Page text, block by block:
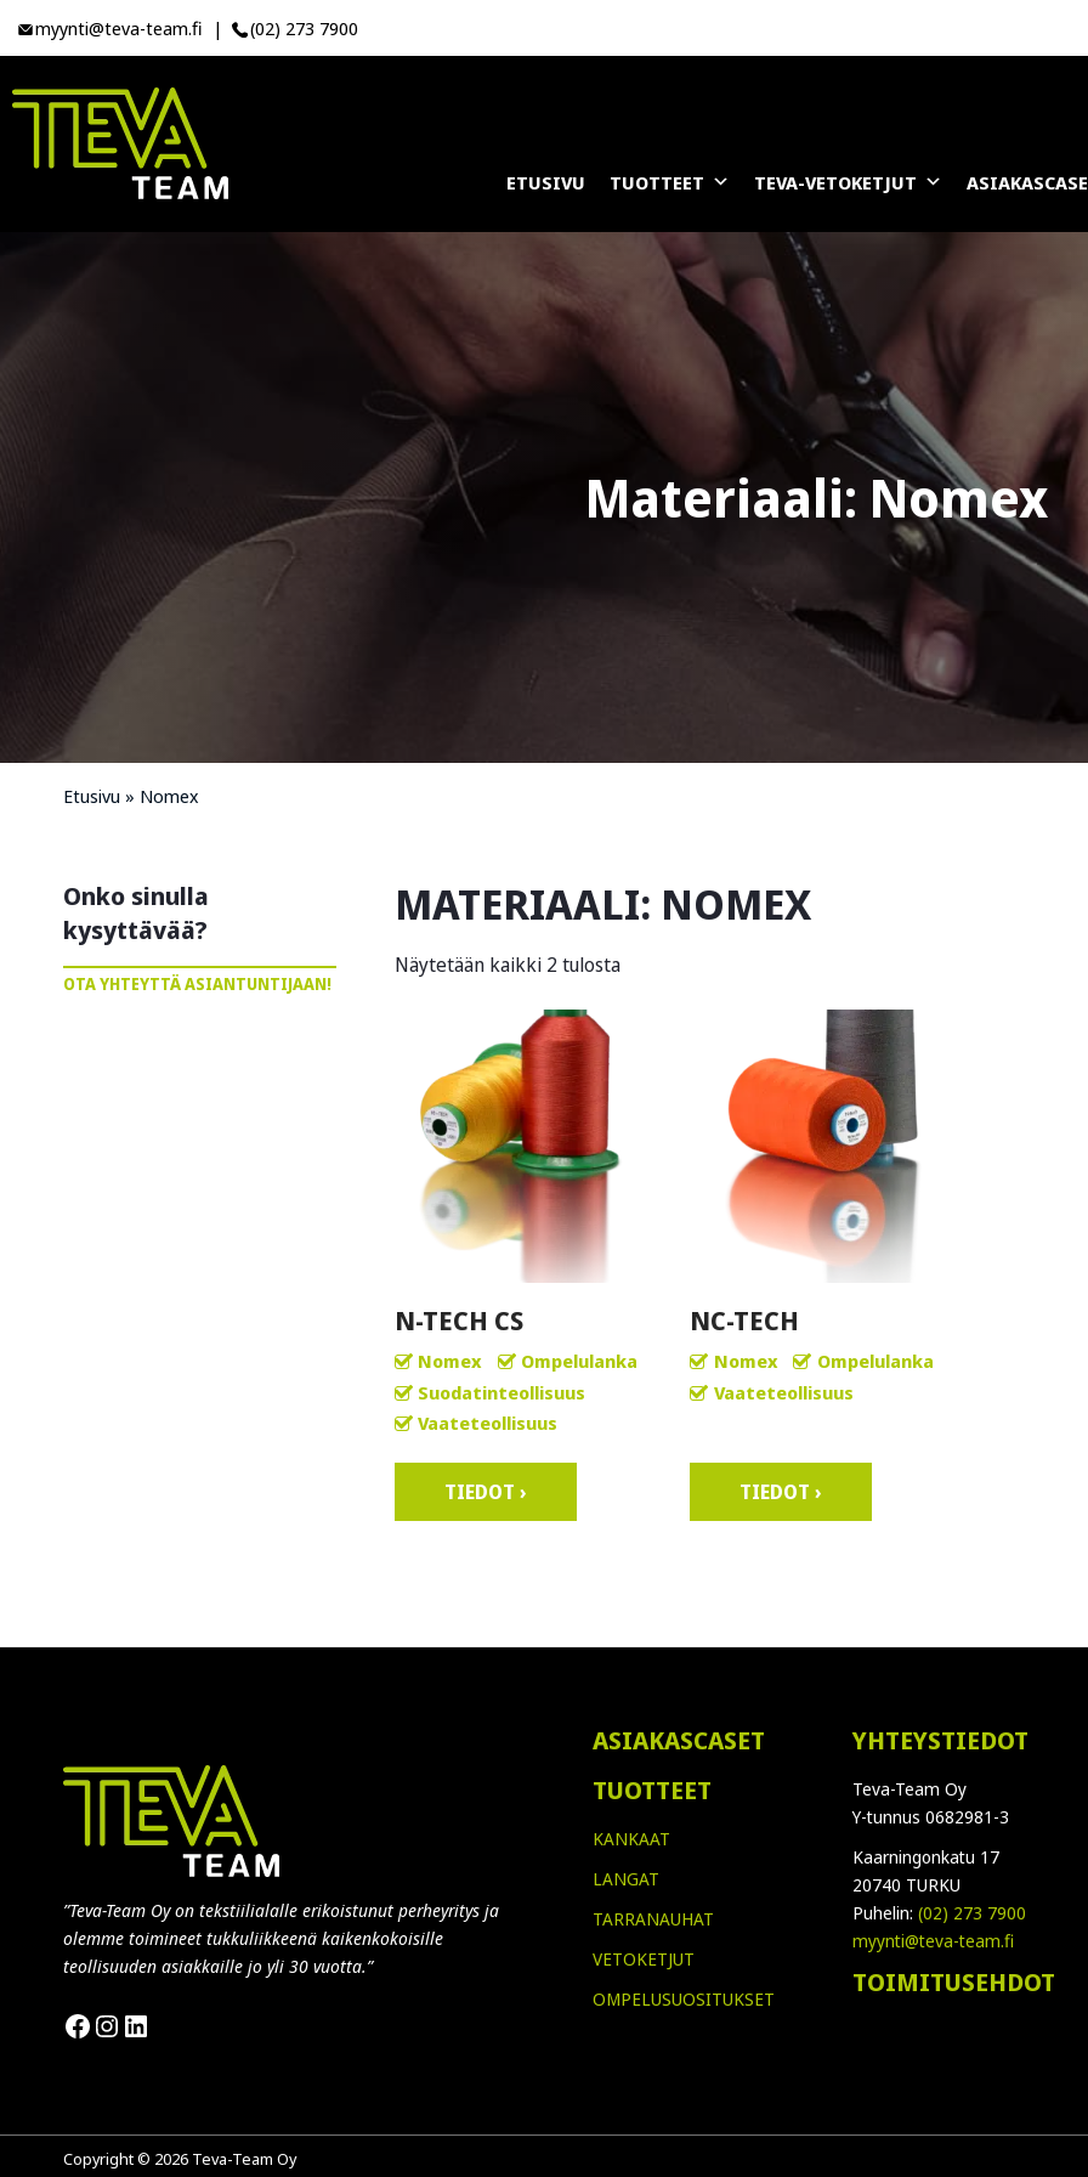
myynti@teva-team.fi | (02) 273 7900
ETUSIVU TUOTTEET TEVA-VETOKETJUT
Materiaali: Nomex
Etusivu » Nomex
Onko sinulla
kysyttävää?
OTA YHTEYTTÄ ASIANTUNTIJAAN!
MATERIAALI: NOMEX
Näytetään kaikki 2 tulosta
N-TECH CS
Nomex
Ompelulanka
Suodatinteollisuus
Vaateteollisuus
TIEDOT ›
NC-TECH
Nomex
Ompelulanka
Vaateteollisuus
TIEDOT ›
”Teva-Team Oy on tekstiilialalle erikoistunut perheyritys ja
olemme toimineet tukkuliikkeenä kaikenkokoisille
teollisuuden asiakkaille jo yli 30 vuotta.”
Facebook
Instagram
LinkedIn
ASIAKASCASET
TUOTTEET
KANKAAT
LANGAT
TARRANAUHAT
VETOKETJUT
OMPELUSUOSITUKSET
YHTEYSTIEDOT
Teva-Team Oy
Y-tunnus 0682981-3
Kaarningonkatu 17
20740 TURKU
Puhelin: (02) 273 7900
myynti@teva-team.fi
TOIMITUSEHDOT
Copyright © 2026 Teva-Team Oy